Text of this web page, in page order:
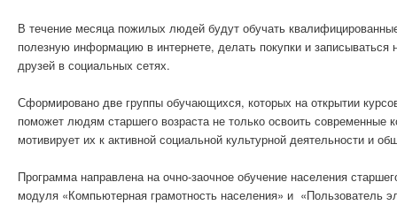
В течение месяца пожилых людей будут обучать
полезную информацию в интернете, делать покупки и
друзей в социальных сетях.
Сформировано две группы обучающихся, которых на открытии
поможет людям старшего возраста не только освоить
мотивирует их к активной социальной культурной деятельности и
Программа направлена на очно-заочное обучение населения
модуля «Компьютерная грамотность населения» и «Пользователь